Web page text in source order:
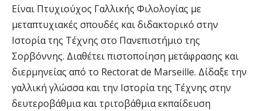
Είναι Πτυχιούχος Γαλλικής Φιλολογίας με
μεταπτυχιακές σπουδές και διδακτορικό στην
Ιστορία της Τέχνης στο Πανεπιστήμιο της
Σορβόννης. Διαθέτει πιστοποίηση μετάφρασης και
διερμηνείας από το Rectorat de Marseille. Δίδαξε την
γαλλική γλώσσα και την Ιστορία της Τέχνης στην
δευτεροβάθμια και τριτοβάθμια εκπαίδευση